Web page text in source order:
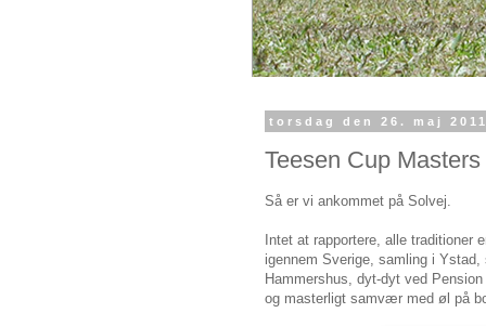
torsdag den 26. maj
Teesen Cup
Så er vi ankommet på Solvej.
Intet at rapportere, alle traditioner
igennem Sverige, samling i
Hammershus, dyt-dyt ved
og masterligt samvær med øl på